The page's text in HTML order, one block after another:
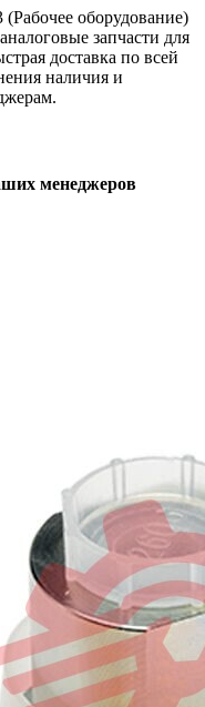
оборудование)
запчасти для
доставка по всей
наличия и
менеджеров